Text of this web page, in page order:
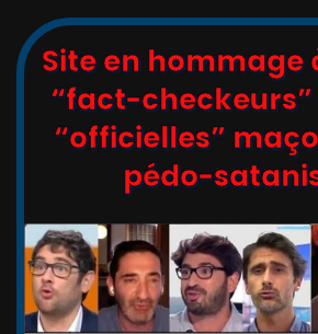
Site en hommage
“fact-checkeurs”
“officielles”
pédo-